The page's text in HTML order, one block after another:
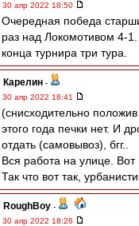
30 апр 2022 18:50
Очередная победа
раз над Локомотивом 4-
конца турнира три тура.
Карелин -
30 апр 2022 18:41
(снисходительно
этого года печки нет. И
отдать (самовывоз), бгг..
Вся работа на улице. Вот
Так что вот так,
RoughBoy -
30 апр 2022 18:26